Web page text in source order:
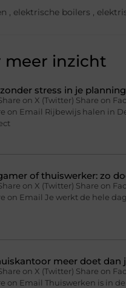
, elektrische boilers ,
meer inzicht
stress in je planning
on X (Twitter) Share on
on Email Rijbewijs halen in
of thuiswerker: zo
on X (Twitter) Share on
on Email Je werkt de hele
meer doet dan
on X (Twitter) Share on
on Email Thuiswerken is in